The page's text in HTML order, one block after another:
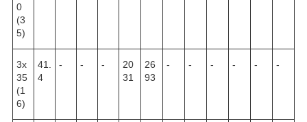
0
(3
5)
3х
35
(1
6)
41.
4
- - -
20
31
26
93
- - - - - -